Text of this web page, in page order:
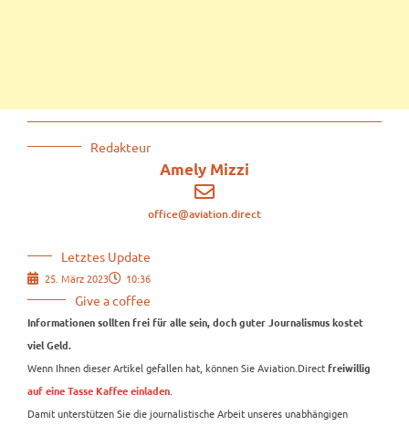
Redakteur
Amely Mizzi
office@aviation.direct
Letztes Update
25. März 2023 10:36
Give a coffee
Informationen sollten frei für alle sein, doch guter Journalismus kostet
viel Geld.
Wenn Ihnen dieser Artikel gefallen hat, können Sie Aviation.Direct freiwillig
auf eine Tasse Kaffee einladen
Damit unterstützen Sie die journalistische Arbeit unseres unabhängigen